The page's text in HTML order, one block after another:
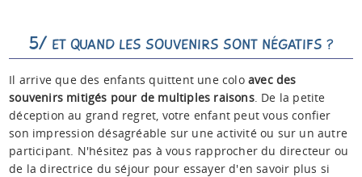
5/ ET QUAND LES SOUVENIRS SONT NÉGATIFS ?
Il arrive que des enfants quittent une coloavec des
souvenirs mitigés pour de multiples raisons. De la petite
déception au grand regret, votre enfant peut vous confier
son impression désagréable sur une activité ou sur un autre
participant. N'hésitez pas à vous rapprocher du directeur ou
de la directrice du séjour pour essayer d'en savoir plus si